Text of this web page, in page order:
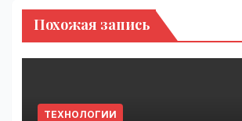
Похожая запись
ТЕХНОЛОГИИ